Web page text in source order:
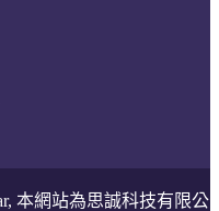
本網站為思誠科技有限公